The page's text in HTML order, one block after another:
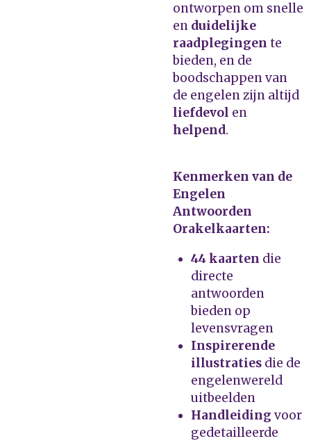
ontworpen om snelle
en duidelijke
raadplegingen te
bieden, en de
boodschappen van
de engelen zijn altijd
liefdevol en
helpend.
Kenmerken van de
Engelen
Antwoorden
Orakelkaarten:
44 kaarten die
directe
antwoorden
bieden op
levensvragen
Inspirerende
illustraties die de
engelenwereld
uitbeelden
Handleiding voor
gedetailleerde